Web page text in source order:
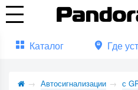
Каталог Где
Автосигнализации
с